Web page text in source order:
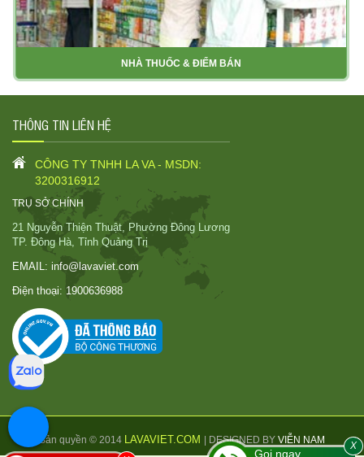
NHÀ THUỐC & ĐIỂM BÁN
THÔNG TIN LIÊN HỆ
CÔNG TY TNHH LA VA - MSDN:
3200316912
TRỤ SỞ CHÍNH
21 Nguyễn Thiện Thuật, Phường Đông Lương
TP. Đông Hà, Tỉnh Quảng Trị
EMAIL: info@lavaviet.com
Điện thoại: 1900636988
Bản quyền © 2014 LAVAVIET.COM | DESIGNED BY VIỄN NAM
Gọi ngay
X